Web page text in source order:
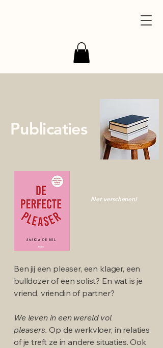
Publicaties
Net verschenen!
Ben jij een pleaser, een klager, een
bulldozer of een solist? En wat is je
vriend, vriendin of partner?
We leven in een wereld vol
pleasers.Op de werkvloer, in relaties
of je treft ze in andere situaties. Ook